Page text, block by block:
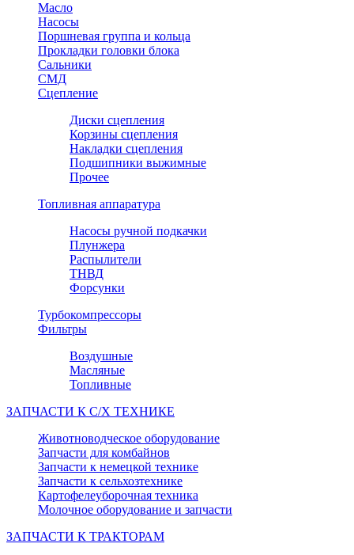
Масло
Насосы
Поршневая группа и кольца
Прокладки головки блока
Сальники
СМД
Сцепление
Диски сцепления
Корзины сцепления
Накладки сцепления
Подшипники выжимные
Прочее
Топливная аппаратура
Насосы ручной подкачки
Плунжера
Распылители
ТНВД
Форсунки
Турбокомпрессоры
Фильтры
Воздушные
Масляные
Топливные
ЗАПЧАСТИ К С/Х ТЕХНИКЕ
Животноводческое оборудование
Запчасти для комбайнов
Запчасти к немецкой технике
Запчасти к сельхозтехнике
Картофелеуборочная техника
Молочное оборудование и запчасти
ЗАПЧАСТИ К ТРАКТОРАМ